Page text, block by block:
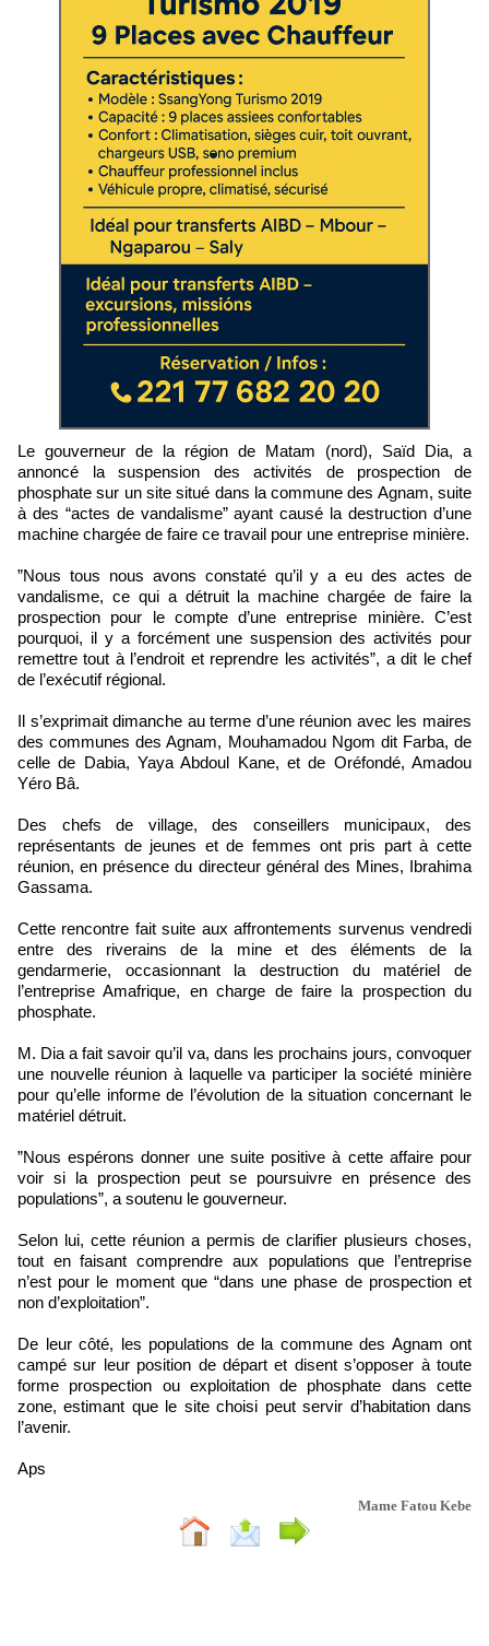
Le gouverneur de la région de Matam (nord), Saïd Dia, a
annoncé la suspension des activités de prospection de
phosphate sur un site situé dans la commune des Agnam, suite
à des “actes de vandalisme” ayant causé la destruction d’une
machine chargée de faire ce travail pour une entreprise minière.
”Nous tous nous avons constaté qu’il y a eu des actes de
vandalisme, ce qui a détruit la machine chargée de faire la
prospection pour le compte d’une entreprise minière. C’est
pourquoi, il y a forcément une suspension des activités pour
remettre tout à l’endroit et reprendre les activités”, a dit le chef
de l’exécutif régional.
Il s’exprimait dimanche au terme d’une réunion avec les maires
des communes des Agnam, Mouhamadou Ngom dit Farba, de
celle de Dabia, Yaya Abdoul Kane, et de Oréfondé, Amadou
Yéro Bâ.
Des chefs de village, des conseillers municipaux, des
représentants de jeunes et de femmes ont pris part à cette
réunion, en présence du directeur général des Mines, Ibrahima
Gassama.
Cette rencontre fait suite aux affrontements survenus vendredi
entre des riverains de la mine et des éléments de la
gendarmerie, occasionnant la destruction du matériel de
l’entreprise Amafrique, en charge de faire la prospection du
phosphate.
M. Dia a fait savoir qu’il va, dans les prochains jours, convoquer
une nouvelle réunion à laquelle va participer la société minière
pour qu’elle informe de l’évolution de la situation concernant le
matériel détruit.
”Nous espérons donner une suite positive à cette affaire pour
voir si la prospection peut se poursuivre en présence des
populations”, a soutenu le gouverneur.
Selon lui, cette réunion a permis de clarifier plusieurs choses,
tout en faisant comprendre aux populations que l’entreprise
n’est pour le moment que “dans une phase de prospection et
non d’exploitation”.
De leur côté, les populations de la commune des Agnam ont
campé sur leur position de départ et disent s’opposer à toute
forme prospection ou exploitation de phosphate dans cette
zone, estimant que le site choisi peut servir d’habitation dans
l’avenir.
Aps
Mame Fatou Kebe